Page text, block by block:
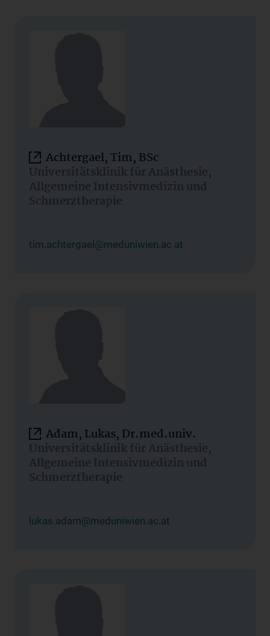
Achtergael, Tim, BSc
Universitätsklinik für Anästhesie,
Allgemeine Intensivmedizin und
Schmerztherapie
tim.achtergael@meduniwien.ac.at
Adam, Lukas, Dr.med.univ.
Universitätsklinik für Anästhesie,
Allgemeine Intensivmedizin und
Schmerztherapie
lukas.adam@meduniwien.ac.at